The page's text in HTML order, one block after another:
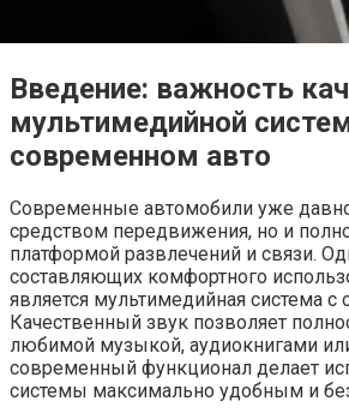
Введение: важность
мультимедийной
современном авто
Современные автомобили уже
средством передвижения, но и
платформой развлечений и связи.
составляющих комфортного
является мультимедийная система
Качественный звук позволяет
любимой музыкой, аудиокнигами
современный функционал делает
системы максимально удобным и